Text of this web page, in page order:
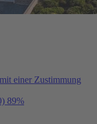
einer Zustimmung
89%